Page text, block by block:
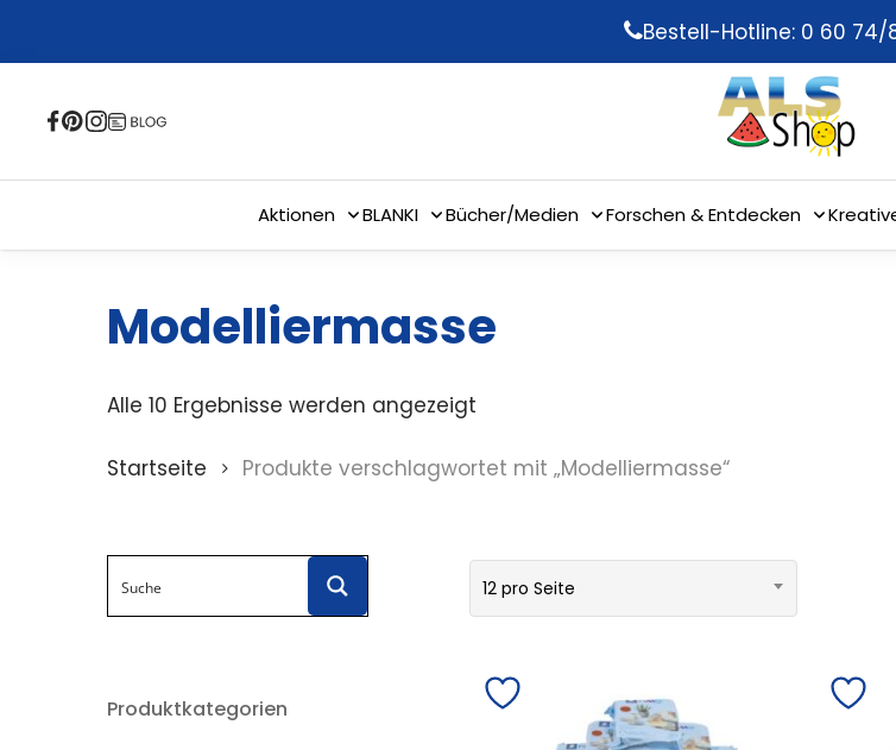
content
Bestell-Hotline: 0 60 74/
Aktionen BLANKI Bücher/Medien Forschen & Entdecken
Modelliermasse
Alle 10 Ergebnisse werden angezeigt
Startseite Produkte verschlagwortet mit „Modelliermasse“
Produktkategorien
12 pro Seite